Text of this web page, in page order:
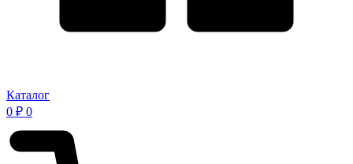
Каталог
0 ₽ 0